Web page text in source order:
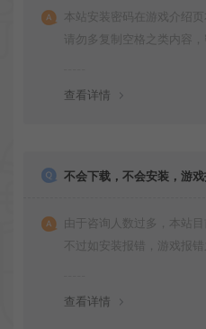
本站安装密码在游戏介绍
请勿多复制空格之类内容
查看详情
不会下载，不会安装，游
由于咨询人数过多，本站
不过如安装报错，游戏报
查看详情